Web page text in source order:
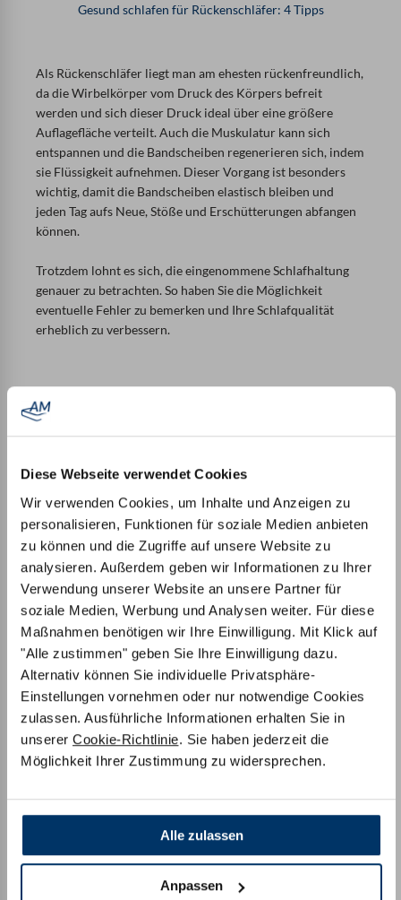
Diese Webseite verwendet Cookies
Wir verwenden Cookies, um Inhalte und Anzeigen zu
personalisieren, Funktionen für soziale Medien anbieten
zu können und die Zugriffe auf unsere Website zu
analysieren. Außerdem geben wir Informationen zu Ihrer
Verwendung unserer Website an unsere Partner für
soziale Medien, Werbung und Analysen weiter. Für diese
Maßnahmen benötigen wir Ihre Einwilligung. Mit Klick auf
"Alle zustimmen" geben Sie Ihre Einwilligung dazu.
Alternativ können Sie individuelle Privatsphäre-
Einstellungen vornehmen oder nur notwendige Cookies
zulassen. Ausführliche Informationen erhalten Sie in
unserer Cookie-Richtlinie. Sie haben jederzeit die
Möglichkeit Ihrer Zustimmung zu widersprechen.
Alle zulassen
Anpassen
Gesund schlafen für Rückenschläfer: 4 Tipps
Als Rückenschläfer liegt man am ehesten rückenfreundlich,
da die Wirbelkörper vom Druck des Körpers befreit
werden und sich dieser Druck ideal über eine größere
Auflagefläche verteilt. Auch die Muskulatur kann sich
entspannen und die Bandscheiben regenerieren sich, indem
sie Flüssigkeit aufnehmen. Dieser Vorgang ist besonders
wichtig, damit die Bandscheiben elastisch bleiben und
jeden Tag aufs Neue, Stöße und Erschütterungen abfangen
können.
Trotzdem lohnt es sich, die eingenommene Schlafhaltung
genauer zu betrachten. So haben Sie die Möglichkeit
eventuelle Fehler zu bemerken und Ihre Schlafqualität
erheblich zu verbessern.
Natürliche Haltung für die Wirbelsäule:
Auf dem Rücken liegend sollten Sie weder zu hart
noch zu weich liegen, um die Lordose der
Wirbelsäule optimal zu stützen. Ist die Matratze zu
weich, kann der Rücken „durchhängen“ und die
Bewegung im Schlaf wird erschwert. Achten Sie
darauf, dass Sie im richtigen Bereich der Zonierung
Ihrer Matratze liegen. So können Sie von der
Punktelastizität profitieren und für Entspannung
Ihres Rückens sorgen.
Weniger Kissen ist mehr:
Nehmen Sie lieber ein schmales Kissen, um auf dem
Rücken zu schlafen. Zu dicke, zu hohe und zu viele
Kissen führen dazu, dass Sie den Nacken
Das kann dem ganzen Rücken schaden und führt zu
Schmerzen, die sich mit einem passenden Kissen
vermeiden lassen.